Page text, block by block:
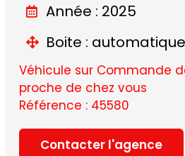
Année : 2025
Boite : automatique
Véhicule sur Commande
proche de chez vous
Référence : 45580
Contacter l'agence